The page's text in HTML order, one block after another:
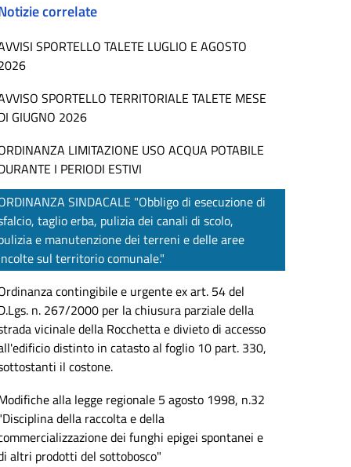
correlate
SPORTELLO TALETE LUGLIO E AGOSTO
SPORTELLO TERRITORIALE TALETE MESE
GIUGNO 2026
LIMITAZIONE USO ACQUA POTABILE
I PERIODI ESTIVI
SINDACALE "Obbligo di esecuzione di
taglio erba, pulizia dei canali di scolo,
e manutenzione dei terreni e delle aree
sul territorio comunale."
contingibile e urgente ex art. 54 del
n. 267/2000 per la chiusura parziale della
vicinale della Rocchetta e divieto di accesso
distinto in catasto al foglio 10 part. 330,
il costone.
alla legge regionale 5 agosto 1998, n.32
della raccolta e della
dei funghi epigei spontanei e
altri prodotti del sottobosco"